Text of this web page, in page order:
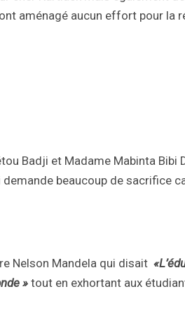
aménagé aucun effort pour la
Badji et Madame Mabinta Bibi
beaucoup de sacrifice
Nelson Mandela qui disait
»tout en exhortant aux